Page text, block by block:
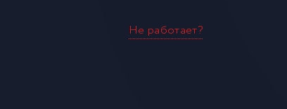
Не работает?